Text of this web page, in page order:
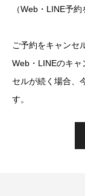
（Web・LINE予
ご予約をキャンセ
Web・LINEのキャ
セルが続く場合、
す。